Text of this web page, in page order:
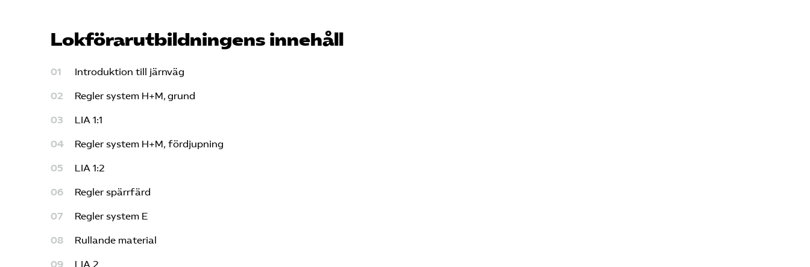
Lokförar­utbildningens innehåll
Introduktion till järnväg
Regler system H+M, grund
LIA 1:1
Regler system H+M, fördjupning
LIA 1:2
Regler spärrfärd
Regler system E
Rullande material
LIA 2